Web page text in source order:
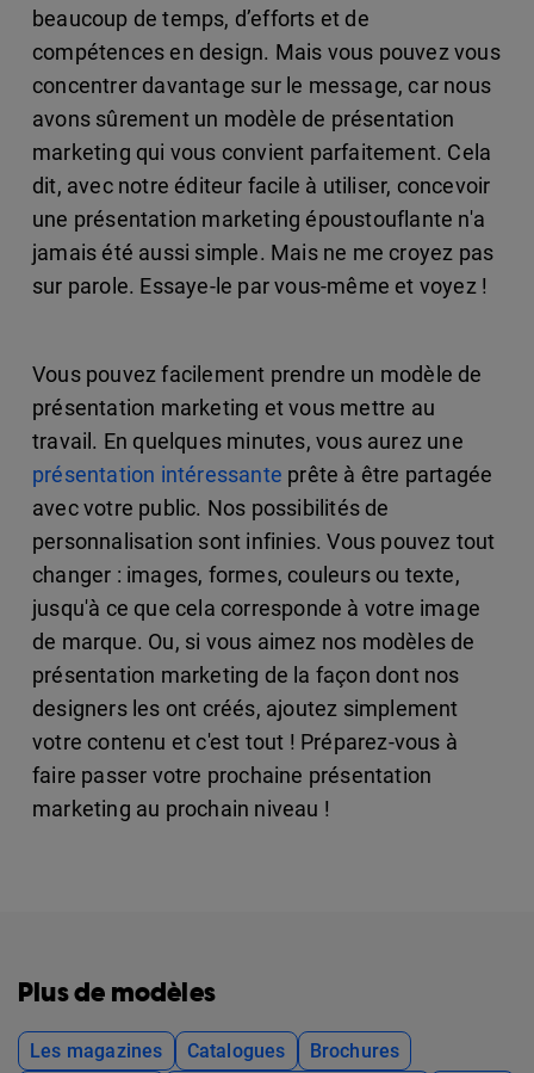
beaucoup de temps, d’efforts et de
compétences en design. Mais vous pouvez vous
concentrer davantage sur le message, car nous
avons sûrement un modèle de présentation
marketing qui vous convient parfaitement. Cela
dit, avec notre éditeur facile à utiliser, concevoir
une présentation marketing époustouflante n'a
jamais été aussi simple. Mais ne me croyez pas
sur parole. Essaye-le par vous-même et voyez !
Vous pouvez facilement prendre un modèle de
présentation marketing et vous mettre au
travail. En quelques minutes, vous aurez une
présentation intéressante prête à être partagée
avec votre public. Nos possibilités de
personnalisation sont infinies. Vous pouvez tout
changer : images, formes, couleurs ou texte,
jusqu'à ce que cela corresponde à votre image
de marque. Ou, si vous aimez nos modèles de
présentation marketing de la façon dont nos
designers les ont créés, ajoutez simplement
votre contenu et c'est tout ! Préparez-vous à
faire passer votre prochaine présentation
marketing au prochain niveau !
Plus de modèles
Les magazines Catalogues
Brochures